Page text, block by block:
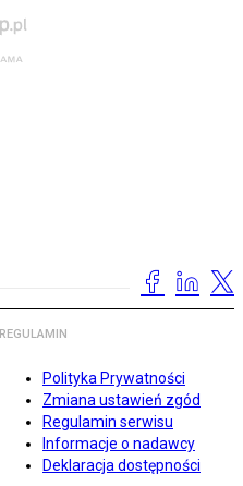
REGULAMIN
Polityka Prywatności
Zmiana ustawień zgód
Regulamin serwisu
Informacje o nadawcy
Deklaracja dostępności